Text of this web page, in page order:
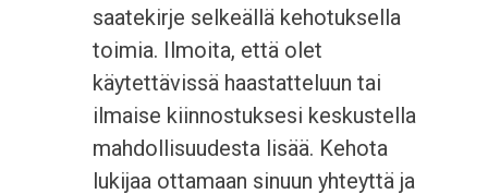
saatekirje selkeällä kehotuksella
toimia. Ilmoita, että olet
käytettävissä haastatteluun tai
ilmaise kiinnostuksesi keskustella
mahdollisuudesta lisää. Kehota
lukijaa ottamaan sinuun yhteyttä ja